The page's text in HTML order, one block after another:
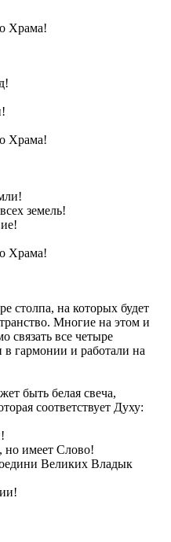
Храма!
Храма!
земель!
Храма!
столпа, на которых будет
Многие на этом и
связать все четыре
гармонии и работали на
быть белая свеча,
соответствует Духу:
но имеет Слово!
Великих Владык